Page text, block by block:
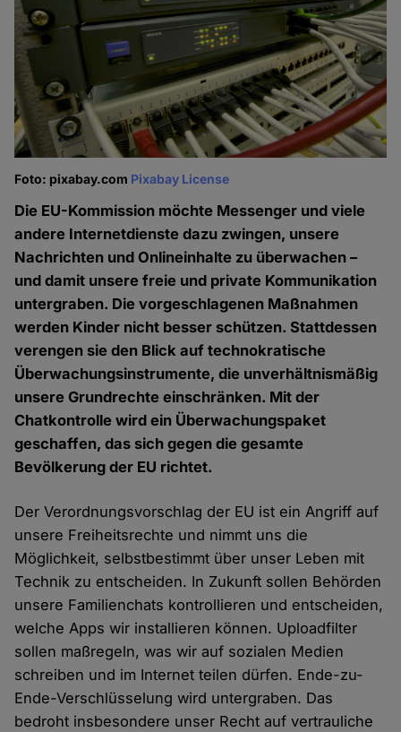
Foto: pixabay.com Pixabay License
Die EU-Kommission möchte Messenger und viele
andere Internetdienste dazu zwingen, unsere
Nachrichten und Onlineinhalte zu überwachen –
und damit unsere freie und private Kommunikation
untergraben. Die vorgeschlagenen Maßnahmen
werden Kinder nicht besser schützen. Stattdessen
verengen sie den Blick auf technokratische
Überwachungsinstrumente, die unverhältnismäßig
unsere Grundrechte einschränken. Mit der
Chatkontrolle wird ein Überwachungspaket
geschaffen, das sich gegen die gesamte
Bevölkerung der EU richtet.
Der Verordnungsvorschlag der EU ist ein Angriff auf
unsere Freiheitsrechte und nimmt uns die
Möglichkeit, selbstbestimmt über unser Leben mit
Technik zu entscheiden. In Zukunft sollen Behörden
unsere Familienchats kontrollieren und entscheiden,
welche Apps wir installieren können. Uploadfilter
sollen maßregeln, was wir auf sozialen Medien
schreiben und im Internet teilen dürfen. Ende-zu-
Ende-Verschlüsselung wird untergraben. Das
bedroht insbesondere unser Recht auf vertrauliche